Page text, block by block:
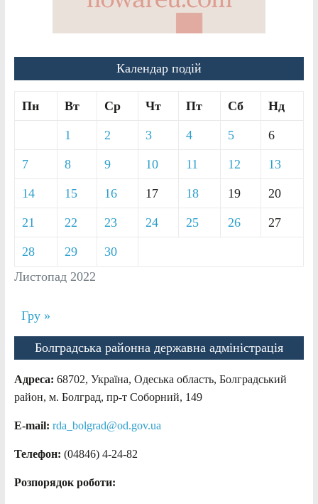
Календар подій
Листопад 2022
Пн Вт Ср Чт Пт Сб Нд
1 2 3 4 5 6
7 8 9 10 11 12 13
14 15 16 17 18 19 20
21 22 23 24 25 26 27
28 29 30
Гру »
Болградська районна державна адміністрація
Адреса: 68702, Україна, Одеська область, Болградський
район, м. Болград, пр-т Соборний, 149
E-mail: rda_bolgrad@od.gov.ua
Телефон: (04846) 4-24-82
Розпорядок роботи: